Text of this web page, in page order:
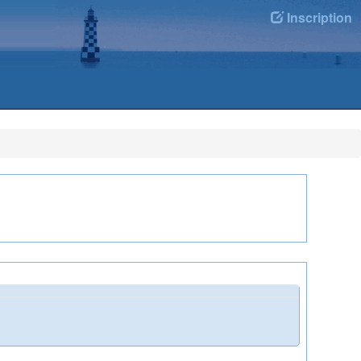
Inscription